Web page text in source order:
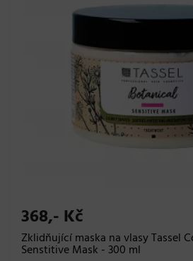
368,- Kč
Zklidňující maska na vlasy Tassel
Senstitive Mask - 300 ml